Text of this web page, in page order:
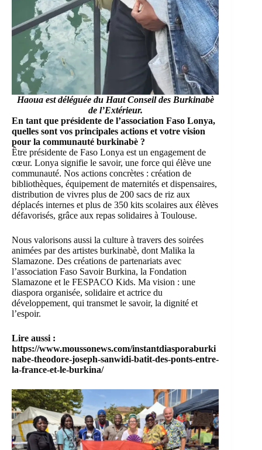
Haoua est déléguée du Haut Conseil des Burkinabè
de l’Extérieur.
‎En tant que présidente de l’association Faso Lonya,
quelles sont vos principales actions et votre vision
pour la communauté burkinabè ?
Être présidente de Faso Lonya est un engagement de
cœur. Lonya signifie le savoir, une force qui élève une
communauté. Nos actions concrètes : création de
bibliothèques, équipement de maternités et dispensaires,
distribution de vivres plus de 200 sacs de riz aux
déplacés internes et plus de 350 kits scolaires aux élèves
défavorisés, grâce aux repas solidaires à Toulouse.
Nous valorisons aussi la culture à travers des soirées
animées par des artistes burkinabè, dont Malika la
Slamazone. Des créations de partenariats avec
l’association Faso Savoir Burkina, la Fondation
Slamazone et le FESPACO Kids. Ma vision : une
diaspora organisée, solidaire et actrice du
développement, qui transmet le savoir, la dignité et
l’espoir.
Lire aussi :
https://www.moussonews.com/instantdiasporaburki
nabe-theodore-joseph-sanwidi-batit-des-ponts-entre-
la-france-et-le-burkina/